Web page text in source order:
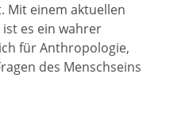
Mit einem aktuellen
es ein wahrer
für Anthropologie,
des Menschseins